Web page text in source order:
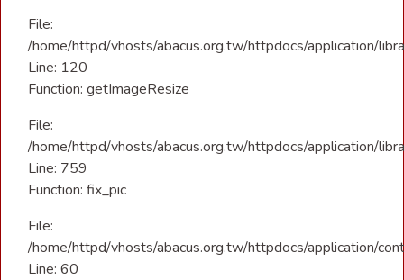
File:
/home/httpd/vhosts/abacus.org.tw/httpdocs/application/
Line: 120
Function: getImageResize
File:
/home/httpd/vhosts/abacus.org.tw/httpdocs/application/
Line: 759
Function: fix_pic
File:
/home/httpd/vhosts/abacus.org.tw/httpdocs/application/
Line: 60